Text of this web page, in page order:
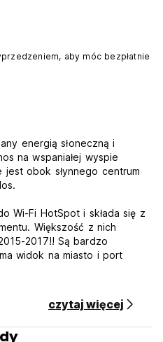
aby móc bezpłatnie
energią słoneczną i
na wspaniałej wyspie
jest obok słynnego centrum
Wi-Fi HotSpot i składa się z
Większość z nich
2017!! Są bardzo
widok na miasto i port
LED, klimatyzację,
i WiFi. W studiach i
aneks kuchenny. Pokoje z
do kawy espresso.
czytaj więcej